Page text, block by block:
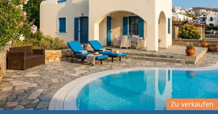
Zu verkaufen